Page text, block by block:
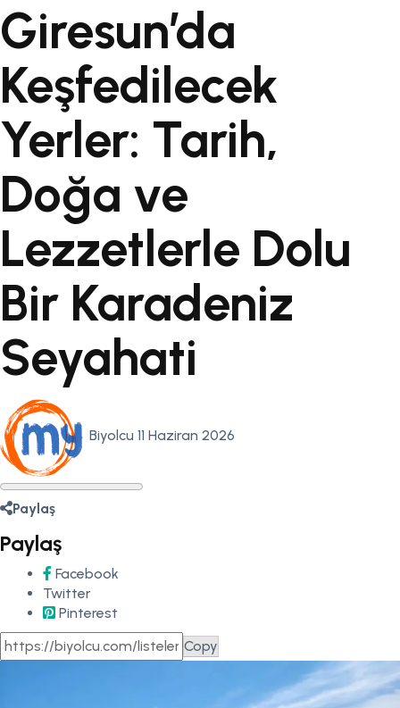
Giresun’da
Keşfedilecek
Yerler: Tarih,
Doğa ve
Lezzetlerle Dolu
Bir Karadeniz
Seyahati
Biyolcu 11 Haziran 2026
Paylaş
Paylaş
Facebook
Twitter
Pinterest
Copy